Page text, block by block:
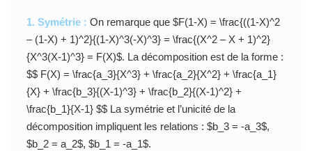
1. Symétrie : On remarque que $F(1-X) = \frac{((1-X)^2
– (1-X) + 1)^2}{(1-X)^3(-X)^3} = \frac{(X^2 – X + 1)^2}
{X^3(X-1)^3} = F(X)$. La décomposition est de la forme :
$$ F(X) = \frac{a_3}{X^3} + \frac{a_2}{X^2} + \frac{a_1}
{X} + \frac{b_3}{(X-1)^3} + \frac{b_2}{(X-1)^2} +
\frac{b_1}{X-1} $$ La symétrie et l’unicité de la
décomposition impliquent les relations : $b_3 = -a_3$,
$b_2 = a_2$, $b_1 = -a_1$.